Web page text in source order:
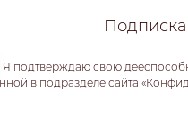
Я подтверждаю свою
в подразделе сайта